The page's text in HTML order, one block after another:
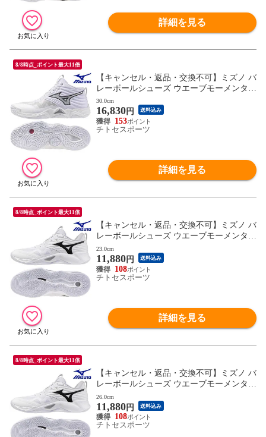
詳細を見る
8/8時点_ポイント最大11倍
【キャンセル・返品・交換不可】ミズノ バ
レーボールシューズ ウエーブモーメンタム
ELITE MID V1GA251751 ユニセックス 202
5AW RFCL
30.0cm
16,830円 送料込み
153
チトセスポーツ
詳細を見る
8/8時点_ポイント最大11倍
【キャンセル・返品・交換不可】ミズノ バ
レーボールシューズ ウエーブモーメンタム
PRO V1GA254051 ユニセックス 2025AW R
FCL
23.0cm
11,880円 送料込み
108
チトセスポーツ
詳細を見る
8/8時点_ポイント最大11倍
【キャンセル・返品・交換不可】ミズノ バ
レーボールシューズ ウエーブモーメンタム
PRO V1GA254051 ユニセックス 2025AW R
FCL
26.0cm
11,880円 送料込み
108
チトセスポーツ